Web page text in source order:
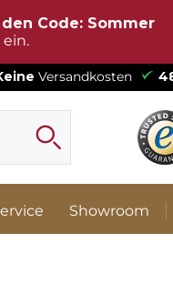
Code: Sommer
Versandkosten
Showroom